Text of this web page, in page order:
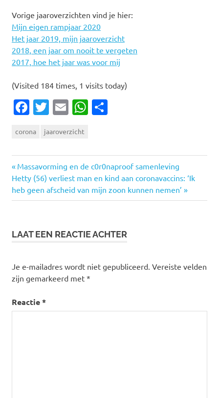
Vorige jaaroverzichten vind je hier:
Mijn eigen rampjaar 2020
Het jaar 2019, mijn jaaroverzicht
2018, een jaar om nooit te vergeten
2017, hoe het jaar was voor mij
(Visited 184 times, 1 visits today)
Facebook
Twitter
EmailWhatsApp
corona jaaroverzicht
Bericht
navigatie
Vorige
bericht:
Massavorming en de c0r0naproof samenleving
Volgende
bericht:
Hetty (56) verliest man en kind aan coronavaccins: ‘Ik
heb geen afscheid van mijn zoon kunnen nemen’
LAAT EEN REACTIE ACHTER
Je e-mailadres wordt niet gepubliceerd. Vereiste velden
zijn gemarkeerd met *
Reactie*